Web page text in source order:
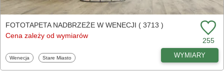
FOTOTAPETA NADBRZEŻE W WENECJI ( 3713 )
Cena zależy od wymiarów
255
Fototapety
Wenecja Fototapety
Stare Miasto WYMIARY